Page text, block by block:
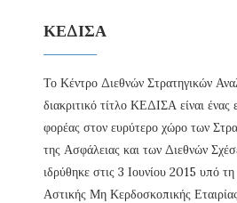
ΚΕΔΙΣΑ
Το Κέντρο Διεθνών Στρατηγικών
διακριτικό τίτλο ΚΕΔΙΣΑ είναι ένας
φορέας στον ευρύτερο χώρο των
της Ασφάλειας και των Διεθνών
ιδρύθηκε στις 3 Ιουνίου 2015 υπό
Αστικής Μη Κερδοσκοπικής